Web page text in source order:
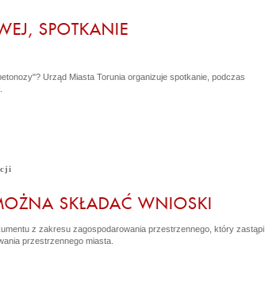
SPOTKANIE
Urząd Miasta Torunia organizuje spotkanie, podczas
SKŁADAĆ WNIOSKI
z zakresu zagospodarowania przestrzennego, który zastąpi
przestrzennego miasta.